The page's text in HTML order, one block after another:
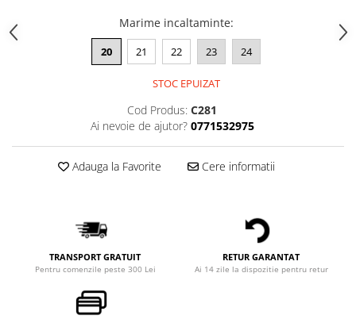
Marime incaltaminte:
20 21 22 23 24
STOC EPUIZAT
Cod Produs: C281
Ai nevoie de ajutor? 0771532975
Adauga la Favorite Cere informatii
TRANSPORT GRATUIT
Pentru comenzile peste 300 Lei
RETUR GARANTAT
Ai 14 zile la dispozitie pentru retur